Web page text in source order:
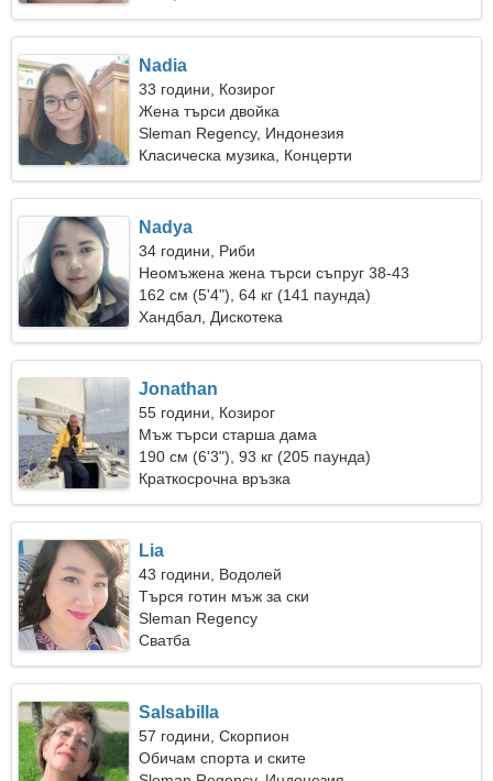
Nadia
33 години, Козирог
Жена търси двойка
Sleman Regency, Индонезия
Класическа музика, Концерти
Nadya
34 години, Риби
Неомъжена жена търси съпруг 38-43
162 см (5'4"), 64 кг (141 паунда)
Хандбал, Дискотека
Jonathan
55 години, Козирог
Мъж търси старша дама
190 см (6'3"), 93 кг (205 паунда)
Краткосрочна връзка
Lia
43 години, Водолей
Търся готин мъж за ски
Sleman Regency
Сватба
Salsabilla
57 години, Скорпион
Обичам спорта и ските